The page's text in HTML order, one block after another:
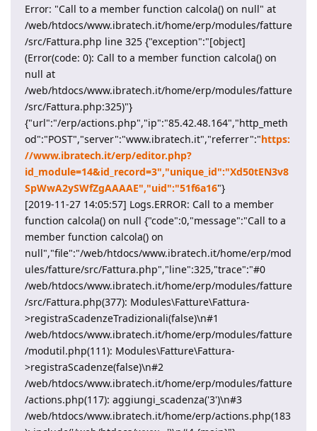
Error: "Call to a member function calcola() on null" at
/web/htdocs/www.ibratech.it/home/erp/modules/fatture
/src/Fattura.php line 325 {"exception":"[object]
(Error(code: 0): Call to a member function calcola() on
null at
/web/htdocs/www.ibratech.it/home/erp/modules/fatture
/src/Fattura.php:325)"}
{"url":"/erp/actions.php","ip":"85.42.48.164","http_meth
od":"POST","server":"www.ibratech.it","referrer":"https:
//www.ibratech.it/erp/editor.php?
id_module=14&id_record=3","unique_id":"Xd50tEN3v8
SpWwA2ySWfZgAAAAE","uid":"51f6a16"}
[2019-11-27 14:05:57] Logs.ERROR: Call to a member
function calcola() on null {"code":0,"message":"Call to a
member function calcola() on
null","file":"/web/htdocs/www.ibratech.it/home/erp/mod
ules/fatture/src/Fattura.php","line":325,"trace":"#0
/web/htdocs/www.ibratech.it/home/erp/modules/fatture
/src/Fattura.php(377): Modules\Fatture\Fattura-
>registraScadenzeTradizionali(false)\n#1
/web/htdocs/www.ibratech.it/home/erp/modules/fatture
/modutil.php(111): Modules\Fatture\Fattura-
>registraScadenze(false)\n#2
/web/htdocs/www.ibratech.it/home/erp/modules/fatture
/actions.php(117): aggiungi_scadenza('3')\n#3
/web/htdocs/www.ibratech.it/home/erp/actions.php(183